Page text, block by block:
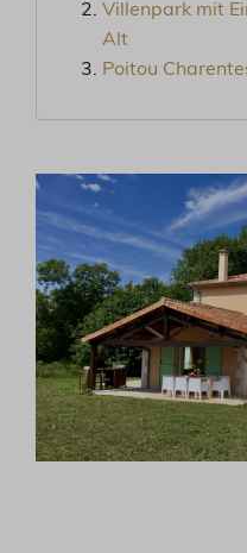
Villenpark mit
Alt
Poitou